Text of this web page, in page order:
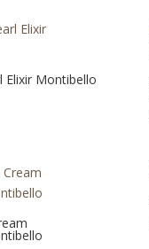
Elixir Montibello